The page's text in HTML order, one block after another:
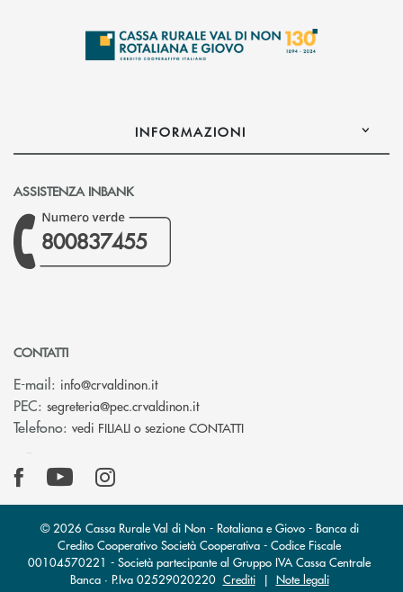
INFORMAZIONI
ASSISTENZA INBANK
800837455
CONTATTI
E-mail: info@crvaldinon.it(si apre l’app di posta elettronica)
PEC: segreteria@pec.crvaldinon.it(si apre l’app di posta
Telefono: vedi FILIALI o sezione CONTATTI
© 2026 Cassa Rurale Val di Non - Rotaliana e Giovo - Banca di
Credito Cooperativo Società Cooperativa - Codice Fiscale
00104570221 - Società partecipante al Gruppo IVA Cassa Centrale
Banca · P.Iva 02529020220 Crediti| Note legali